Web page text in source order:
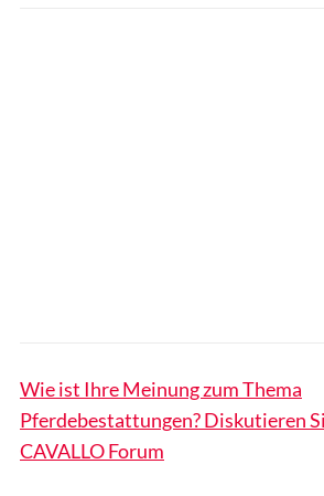
Wie ist Ihre Meinung zum Thema
Pferdebestattungen? Diskutieren
CAVALLO Forum